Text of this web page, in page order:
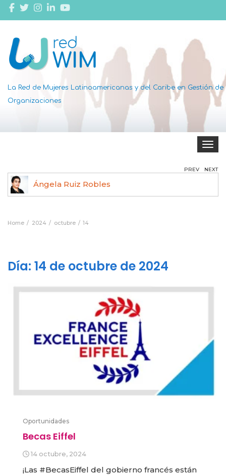
La Red de Mujeres Latinoamericanas y del Caribe en Gestión de
Organizaciones
Toggle
Ángela Ruiz Robles
PREV NEXT
Home 2024 octubre 14
Día: 14 de octubre de 2024
Oportunidades
Becas Eiffel
14 octubre, 2024
¡Las #BecasEiffel del gobierno francés están